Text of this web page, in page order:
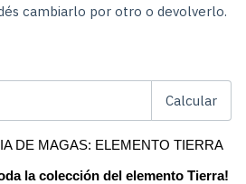
cambiarlo por otro o devolverlo.
Calcular
DE MAGAS: ELEMENTO TIERRA
la colección del elemento Tierra!